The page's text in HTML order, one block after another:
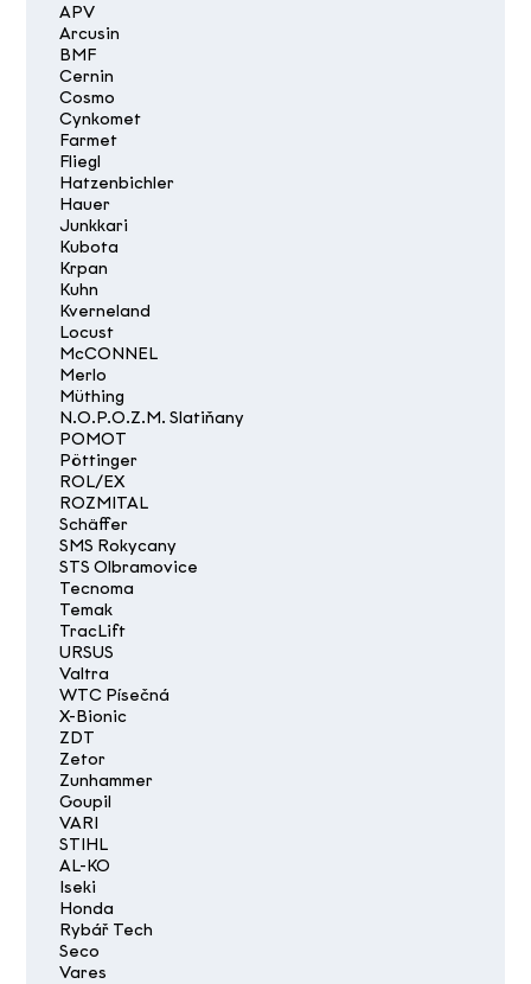
APV
Arcusin
BMF
Cernin
Cosmo
Cynkomet
Farmet
Fliegl
Hatzenbichler
Hauer
Junkkari
Kubota
Krpan
Kuhn
Kverneland
Locust
McCONNEL
Merlo
Müthing
N.O.P.O.Z.M. Slatiňany
POMOT
Pöttinger
ROL/EX
ROZMITAL
Schäffer
SMS Rokycany
STS Olbramovice
Tecnoma
Temak
TracLift
URSUS
Valtra
WTC Písečná
X-Bionic
ZDT
Zetor
Zunhammer
Goupil
VARI
STIHL
AL-KO
Iseki
Honda
Rybář Tech
Seco
Vares